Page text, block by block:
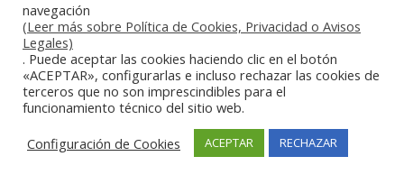
PARTICULARES
COCINAS PROFESIONALES ACERO INOXIDABLE
COCINAS PROFESIONALES HORECA
COCINAS PROFESIONALES HOSTELERÍA MADRID
Cocinas profesionales industriales monoblock a medida
Cocinas profesionales industriales monoblock a medida
navegación
(Leer más sobre Política de Cookies, Privacidad o Avisos
Legales)
. Puede aceptar las cookies haciendo clic en el botón
«ACEPTAR», configurarlas e incluso rechazar las cookies de
terceros que no son imprescindibles para el
funcionamiento técnico del sitio web.
Configuración de Cookies
ACEPTAR RECHAZAR